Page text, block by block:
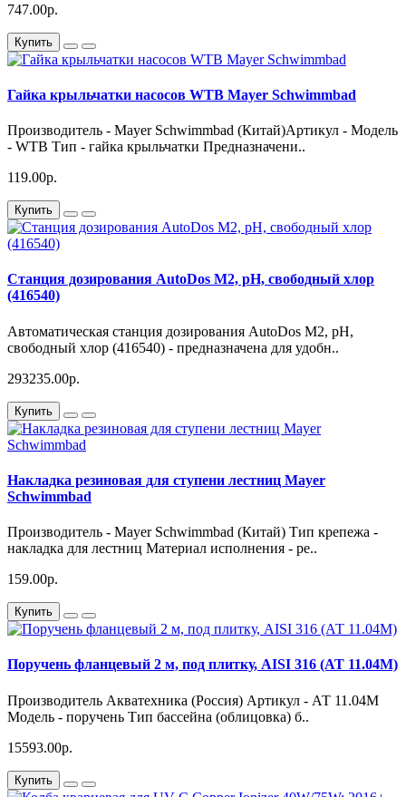
747.00р.
Купить
Гайка крыльчатки насосов WTB Mayer Schwimmbad
Производитель - Mayer Schwimmbad (Китай)Артикул - Модель
- WTB Тип - гайка крыльчатки Предназначени..
119.00р.
Купить
Станция дозирования AutoDos M2, pH, свободный хлор
(416540)
Автоматическая станция дозирования AutoDos M2, pH,
свободный хлор (416540) - предназначена для удобн..
293235.00р.
Купить
Накладка резиновая для ступени лестниц Mayer
Schwimmbad
Производитель - Mayer Schwimmbad (Китай) Тип крепежа -
накладка для лестниц Материал исполнения - ре..
159.00р.
Купить
Поручень фланцевый 2 м, под плитку, AISI 316 (АТ 11.04М)
Производитель Акватехника (Россия) Артикул - АТ 11.04М
Модель - поручень Тип бассейна (облицовка) б..
15593.00р.
Купить